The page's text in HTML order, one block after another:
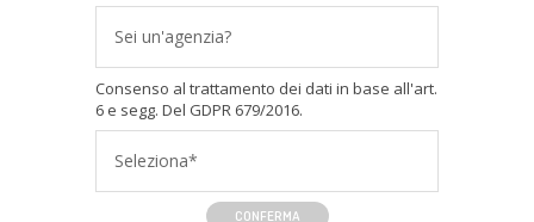
Sei un'agenzia?
Consenso al trattamento dei dati in base all'art.
6 e segg. Del GDPR 679/2016.
Seleziona*
CONFERMA